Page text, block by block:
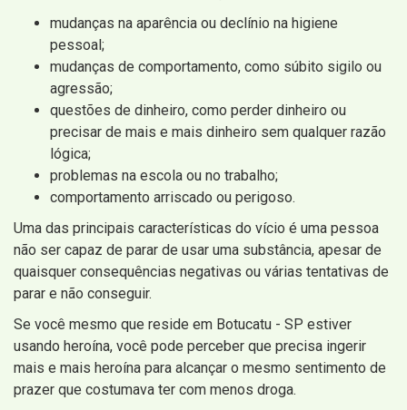
mudanças na aparência ou declínio na higiene
pessoal;
mudanças de comportamento, como súbito sigilo ou
agressão;
questões de dinheiro, como perder dinheiro ou
precisar de mais e mais dinheiro sem qualquer razão
lógica;
problemas na escola ou no trabalho;
comportamento arriscado ou perigoso.
Uma das principais características do vício é uma pessoa
não ser capaz de parar de usar uma substância, apesar de
quaisquer consequências negativas ou várias tentativas de
parar e não conseguir.
Se você mesmo que reside em Botucatu - SP estiver
usando heroína, você pode perceber que precisa ingerir
mais e mais heroína para alcançar o mesmo sentimento de
prazer que costumava ter com menos droga.